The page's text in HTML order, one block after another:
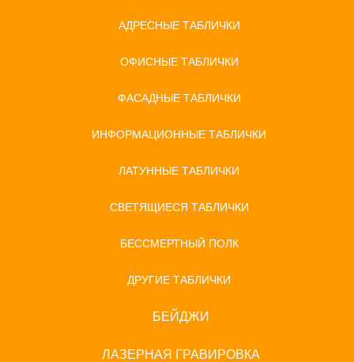
АДРЕСНЫЕ ТАБЛИЧКИ
ОФИСНЫЕ ТАБЛИЧКИ
ФАСАДНЫЕ ТАБЛИЧКИ
ИНФОРМАЦИОННЫЕ ТАБЛИЧКИ
ЛАТУННЫЕ ТАБЛИЧКИ
СВЕТЯЩИЕСЯ ТАБЛИЧКИ
БЕССМЕРТНЫЙ ПОЛК
ДРУГИЕ ТАБЛИЧКИ
БЕЙДЖИ
ЛАЗЕРНАЯ ГРАВИРОВКА